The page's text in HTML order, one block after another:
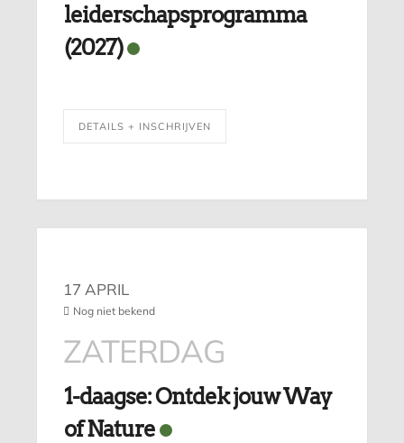
leiderschapsprogramma
(2027)
DETAILS + INSCHRIJVEN
17 APRIL
Nog niet bekend
ZATERDAG
1-daagse: Ontdek jouw Way
of Nature